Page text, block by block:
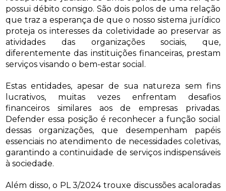
possui débito consigo. São dois polos de uma relação
que traz a esperança de que o nosso sistema jurídico
proteja os interesses da coletividade ao preservar as
atividades das organizações sociais, que,
diferentemente das instituições financeiras, prestam
serviços visando o bem-estar social.
Estas entidades, apesar de sua natureza sem fins
lucrativos, muitas vezes enfrentam desafios
financeiros similares aos de empresas privadas.
Defender essa posição é reconhecer a função social
dessas organizações, que desempenham papéis
essenciais no atendimento de necessidades coletivas,
garantindo a continuidade de serviços indispensáveis
à sociedade.
Além disso, o PL 3/2024 trouxe discussões acaloradas